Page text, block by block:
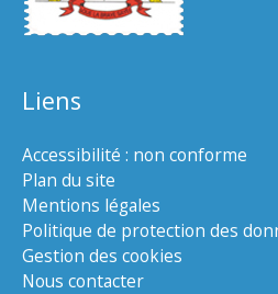
Liens
Accessibilité : non conforme
Plan du site
Mentions légales
Politique de protection des
Gestion des cookies
Nous contacter